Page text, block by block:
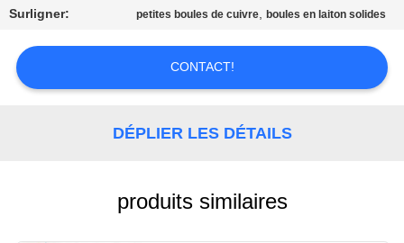
PLAN
DU
SITE
Surligner: petites boules de cuivre,boules en laiton solides
CONTACT!
DÉPLIER LES DÉTAILS
produits similaires